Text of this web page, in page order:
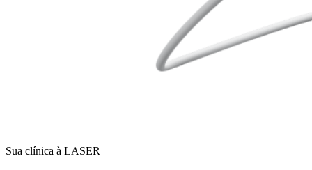
Sua clínica à LASER